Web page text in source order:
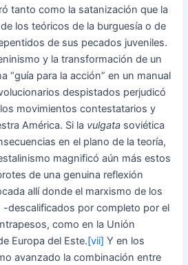
tanto como la satanización que la
los teóricos de la burguesía o de
de sus pecados juveniles.
y la transformación de un
“guía para la acción” en un manual
despistados perjudicó
movimientos contestatarios y
América. Si la vulgata soviética
en el plano de la teoría,
magnificó aún más estos
de una genuina reflexión
allí donde el marxismo de los
-descalificados por completo por el
como en la Unión
Europa del Este.[vii] Y en los
avanzado la combinación entre